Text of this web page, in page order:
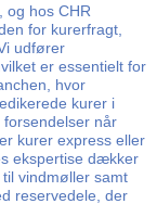
og hos CHR
for kurerfragt,
udfører
er essentielt for
hvor
kurer i
forsendelser når
kurer express eller
ekspertise dækker
vindmøller samt
reservedele, der